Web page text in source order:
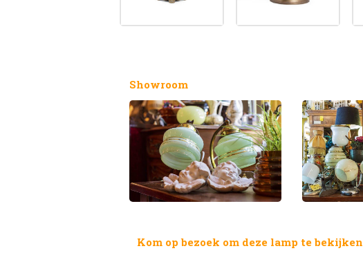
Showroom
Kom op bezoek om deze lamp te bekijken